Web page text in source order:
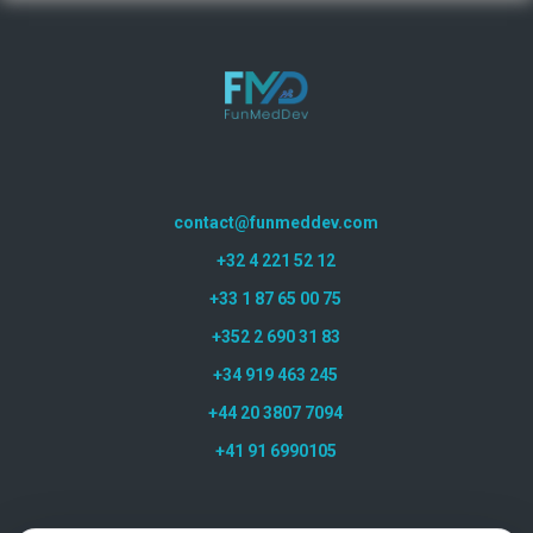
contact@funmeddev.com
+32 4 221 52 12
+33 1 87 65 00 75
+352 2 690 31 83
+34 919 463 245
+44 20 3807 7094
+41 91 6990105